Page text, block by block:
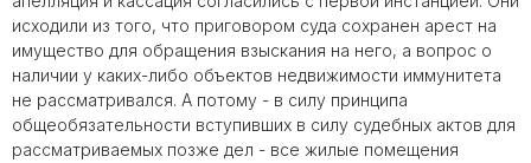
исходили из того, что приговором суда сохранен арест на
имущество для обращения взыскания на него, а вопрос о
наличии у каких-либо объектов недвижимости иммунитета
не рассматривался. А потому - в силу принципа
общеобязательности вступивших в силу судебных актов для
рассматриваемых позже дел - все жилые помещения